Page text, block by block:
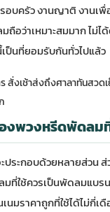
อบครัว งานญาติ งานเ
อว่าเหมาะสมมาก ไม่ไ
ป็นที่ยอมรับกันทั่วไปแล้ว
สั่งเช้าส่งถึงศาลาทันสวด
งพวงหรีดพัดลม
ระกอบด้วยหลายส่วน
มที่ใช้ควรเป็นพัดลมแบ
นมราคาถูกที่ใช้ได้ไม่กี่เ